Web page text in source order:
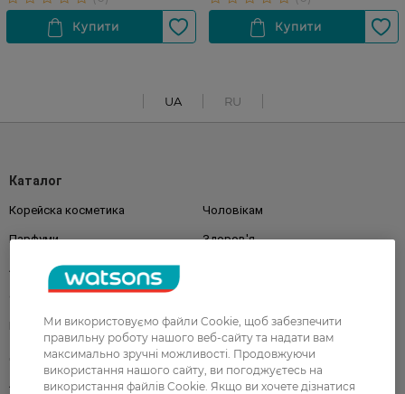
UA RU
Каталог
Корейска косметика Чоловікам
Парфуми Здоров'я
Акції
Обличчя
Подарунки Діти
Волосся
Аксесуари Дерматокосметика
Ми використовуємо файли Cookie, щоб забезпечити
правильну роботу нашого веб-сайту та надати вам
максимально зручні можливості. Продовжуючи
використання нашого сайту, ви погоджуєтесь на
використання файлів Cookie. Якщо ви хочете дізнатися